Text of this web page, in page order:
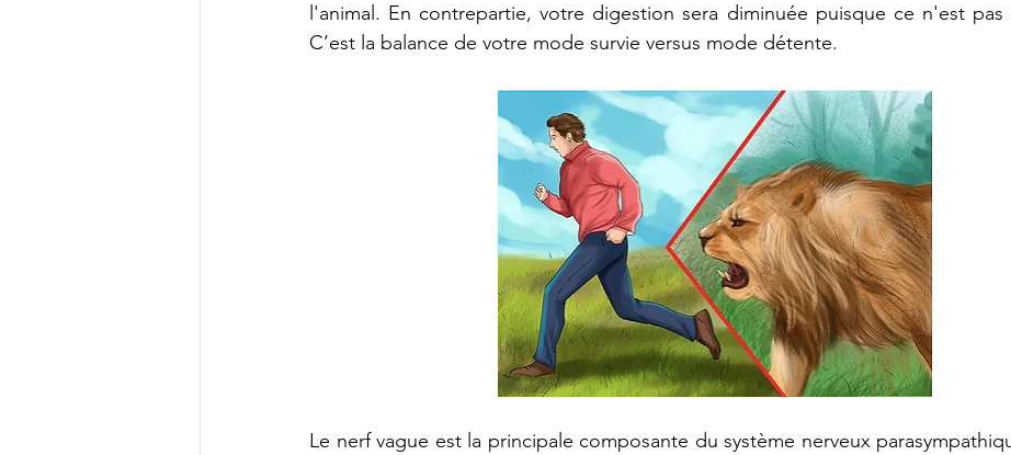
l'animal. En contrepartie, votre digestion sera diminuée puisque ce n'est
C’est la balance de votre mode survie versus mode détente.
Le nerf vague est la principale composante du système nerveux